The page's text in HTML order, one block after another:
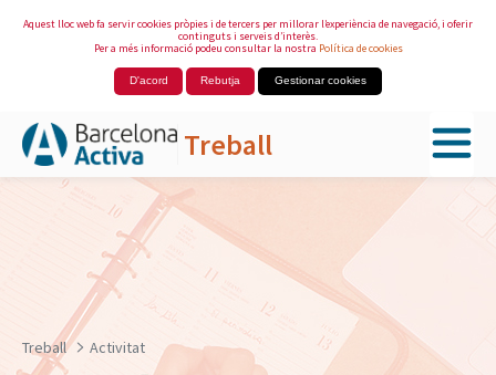
Aquest lloc web fa servir cookies pròpies i de tercers per millorar l’experiència de navegació, i oferir
continguts i serveis d’interès.
Per a més informació podeu consultar la nostra Política de cookies
D'acord Rebutja Gestionar cookies
Treball
Salta al contingut principal
Treball Activitat